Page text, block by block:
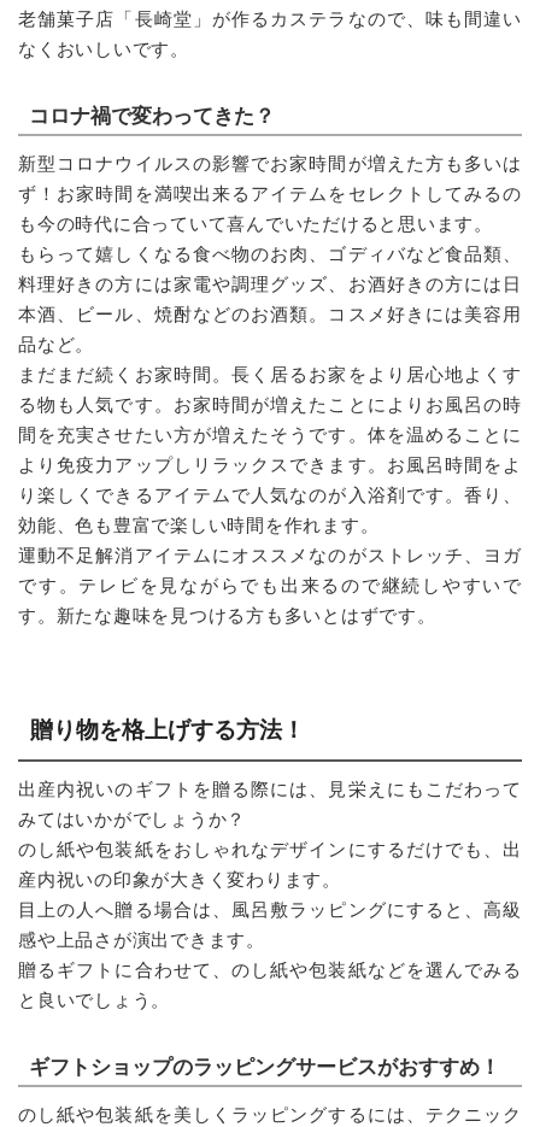
老舗菓子店「長崎堂」が作るカステラなので、味も間違い
なくおいしいです。
コロナ禍で変わってきた？
新型コロナウイルスの影響でお家時間が増えた方も多いは
ず！お家時間を満喫出来るアイテムをセレクトしてみるの
も今の時代に合っていて喜んでいただけると思います。
もらって嬉しくなる食べ物のお肉、ゴディバなど食品類、
料理好きの方には家電や調理グッズ、お酒好きの方には日
本酒、ビール、焼酎などのお酒類。コスメ好きには美容用
品など。
まだまだ続くお家時間。長く居るお家をより居心地よくす
る物も人気です。お家時間が増えたことによりお風呂の時
間を充実させたい方が増えたそうです。体を温めることに
より免疫力アップしリラックスできます。お風呂時間をよ
り楽しくできるアイテムで人気なのが入浴剤です。香り、
効能、色も豊富で楽しい時間を作れます。
運動不足解消アイテムにオススメなのがストレッチ、ヨガ
です。テレビを見ながらでも出来るので継続しやすいで
す。新たな趣味を見つける方も多いとはずです。
贈り物を格上げする方法！
出産内祝いのギフトを贈る際には、見栄えにもこだわって
みてはいかがでしょうか？
のし紙や包装紙をおしゃれなデザインにするだけでも、出
産内祝いの印象が大きく変わります。
目上の人へ贈る場合は、風呂敷ラッピングにすると、高級
感や上品さが演出できます。
贈るギフトに合わせて、のし紙や包装紙などを選んでみる
と良いでしょう。
ギフトショップのラッピングサービスがおすすめ！
のし紙や包装紙を美しくラッピングするには、テクニック